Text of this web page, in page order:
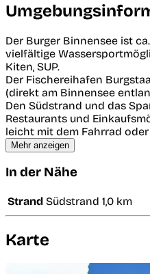
Der Burger Binnensee ist
vielfältige
Kiten, SUP.
Der Fischereihafen
(direkt am Binnensee
Den Südstrand und das
Restaurants und
leicht mit dem Fahrrad
Mehr anzeigen
In der Nähe
Strand Südstrand 1,0 km
Karte